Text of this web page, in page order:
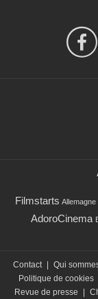
Filmstarts Allemagne
AdoroCinema
Contact Qui
Politique de cookies
Revue de presse